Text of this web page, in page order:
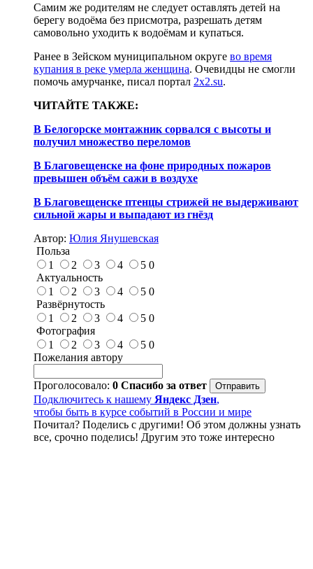
Самим же родителям не следует оставлять детей на
берегу водоёма без присмотра, разрешать детям
самовольно уходить к водоёмам и купаться.
Ранее в Зейском муниципальном округе во время
купания в реке умерла женщина. Очевидцы не смогли
помочь амурчанке, писал портал 2x2.su.
ЧИТАЙТЕ ТАКЖЕ:
В Белогорске монтажник сорвался с высоты и
получил множество переломов
В Благовещенске на фоне природных пожаров
превышен объём сажи в воздухе
В Благовещенске птенцы стрижей не выдерживают
сильной жары и выпадают из гнёзд
Автор: Юлия Янушевская
Польза
1
2 3 4 5 0
Актуальность
1
2 3 4 5 0
Развёрнутость
1
2 3 4 5 0
Фотография
1
2 3 4 5 0
Пожелания автору
Проголосовало: 0 Спасибо за ответ
Подключитесь к нашему Яндекс Дзен,
чтобы быть в курсе событий в России и мире
Почитал? Поделись с другими! Об этом должны узнать
все, срочно поделись! Другим это тоже интересно